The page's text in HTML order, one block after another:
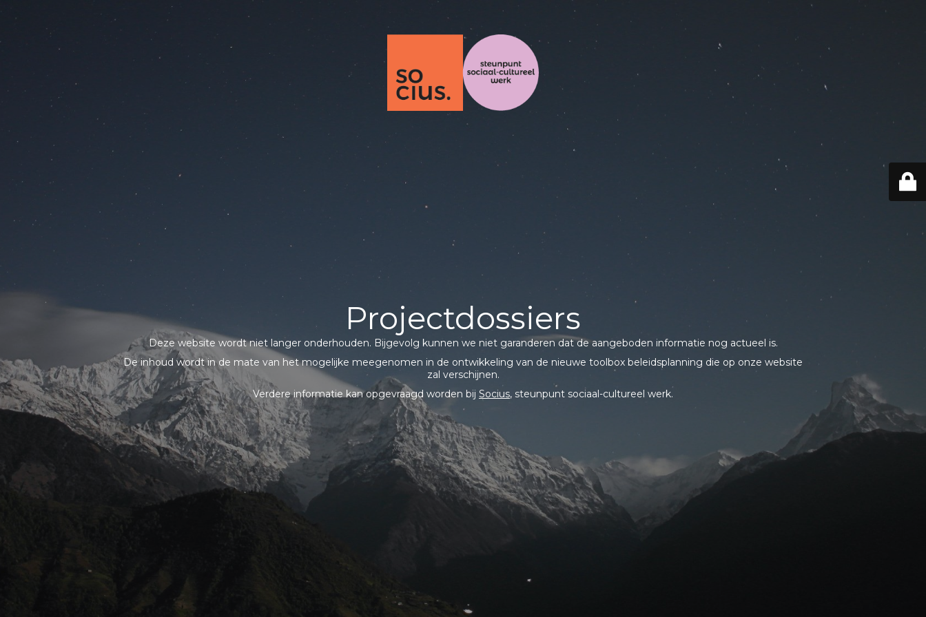
Projectdossiers
Deze website wordt niet langer onderhouden. Bijgevolg kunnen we niet garanderen dat de aangeboden informatie nog actueel is.
De inhoud wordt in de mate van het mogelijke meegenomen in de ontwikkeling van de nieuwe toolbox beleidsplanning die op onze website
zal verschijnen.
Verdere informatie kan opgevraagd worden bij Socius, steunpunt sociaal-cultureel werk.